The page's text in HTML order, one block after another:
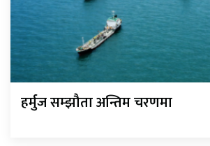
हर्मुज सम्झौता अन्तिम चरणमा